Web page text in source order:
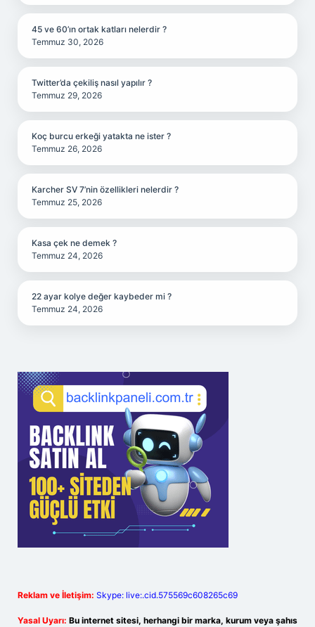
45 ve 60’ın ortak katları nelerdir ?
Temmuz 30, 2026
Twitter’da çekiliş nasıl yapılır ?
Temmuz 29, 2026
Koç burcu erkeği yatakta ne ister ?
Temmuz 26, 2026
Karcher SV 7’nin özellikleri nelerdir ?
Temmuz 25, 2026
Kasa çek ne demek ?
Temmuz 24, 2026
22 ayar kolye değer kaybeder mi ?
Temmuz 24, 2026
Reklam ve İletişim: Skype: live:.cid.575569c608265c69
Yasal Uyarı: Bu internet sitesi, herhangi bir marka, kurum veya şahıs